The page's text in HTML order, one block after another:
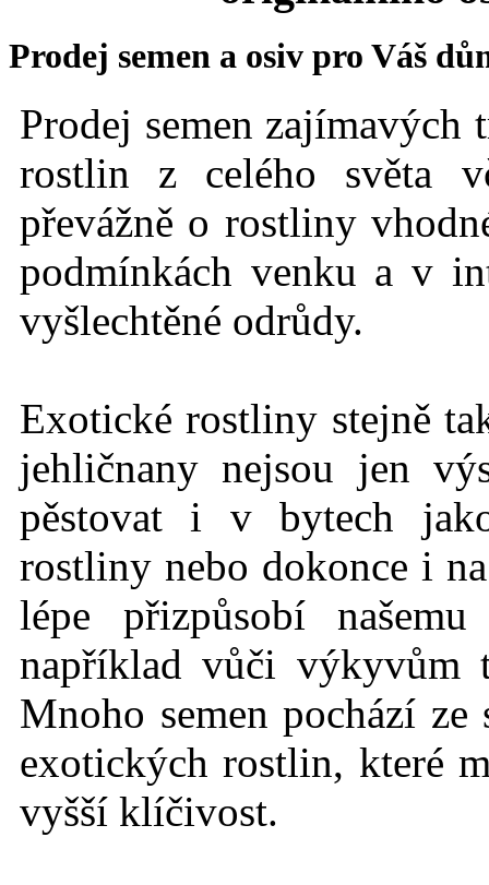
Prodej semen a osiv pro Váš
Prodej semen
rostlin z celého světa
převážně o rostliny
podmínkách venku a v
vyšlechtěné odrůdy.
Exotické rostliny stejně
jehličnany nejsou jen
pěstovat i v bytech
rostliny nebo dokonce i
lépe přizpůsobí
například vůči výkyvům
Mnoho semen pochází ze
exotických rostlin, které
vyšší klíčivost.